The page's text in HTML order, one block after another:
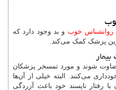
روانشناس خوب و بد وجود دارد که
پزشک کمک می‌کند.
شوند و مورد تمسخر پزشکان
می‌کنند. البته خیلی از آن‌ها
رفتار ناپسند خود باعث آزردگی